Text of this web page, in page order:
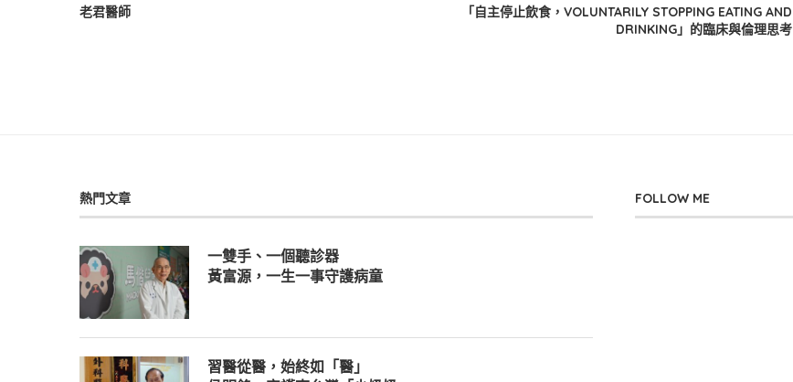
老君醫師
「自主停止飲食，VOLUNTARILY STOPPING EATING AND
DRINKING」的臨床與倫理思考
熱門文章
一雙手、一個聽診器
黃富源，一生一事守護病童
習醫從醫，始終如「醫」
FOLLOW ME